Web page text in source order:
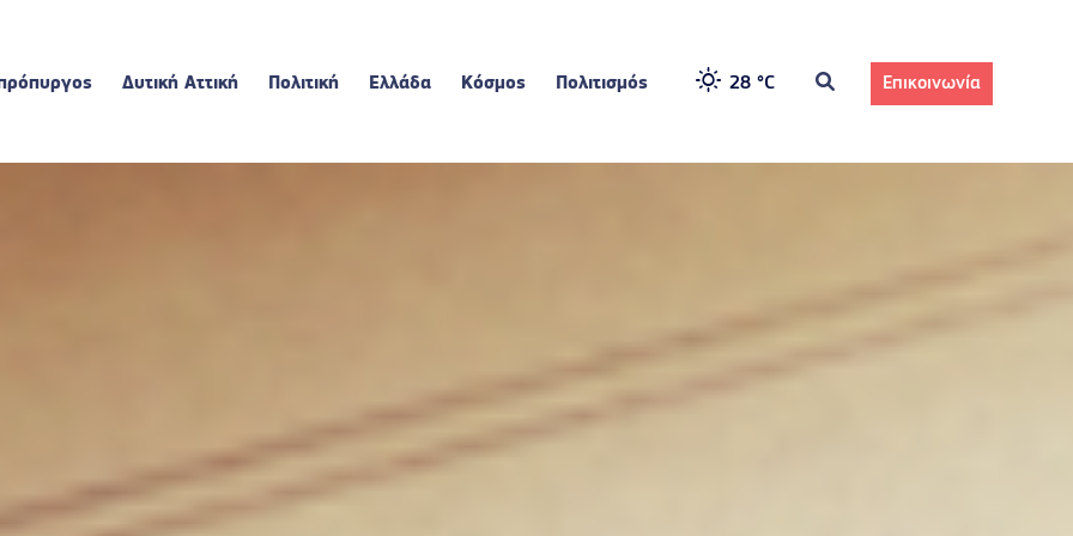
Δυτική Αττική Πολιτική Ελλάδα Κόσμος Πολιτισμός 28 °C Επικοινωνία